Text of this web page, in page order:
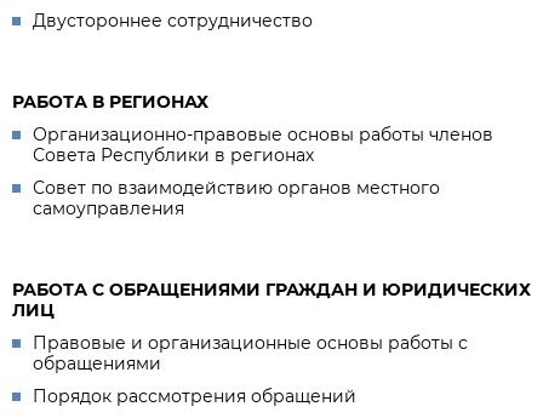
Двустороннее сотрудничество
РАБОТА В РЕГИОНАХ
Организационно-правовые основы работы членов
Совета Республики в регионах
Совет по взаимодействию органов местного
самоуправления
РАБОТА С ОБРАЩЕНИЯМИ ГРАЖДАН И ЮРИДИЧЕСКИХ
ЛИЦ
Правовые и организационные основы работы с
обращениями
Порядок рассмотрения обращений